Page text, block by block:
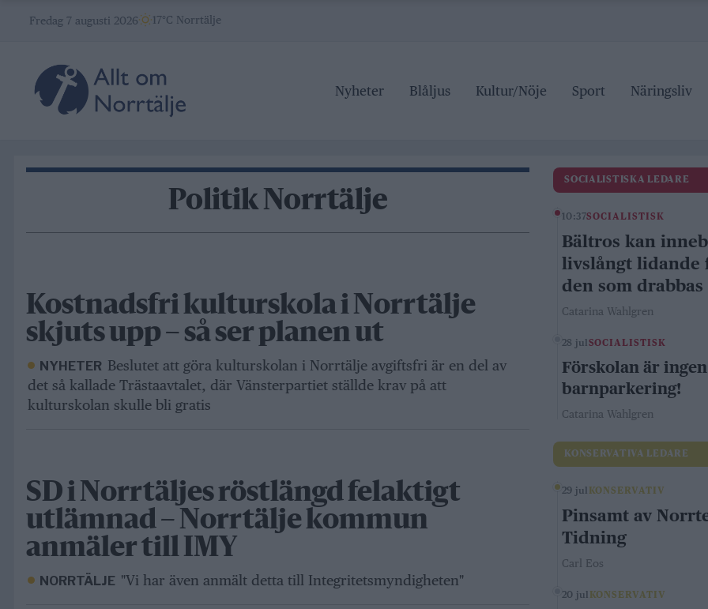
Fredag 7 augusti 2026 17°C Norrtälje
Nyheter Blåljus Kultur/Nöje Sport Näringsliv
Politik Norrtälje
Kostnadsfri kulturskola i Norrtälje
skjuts upp – så ser planen ut
NYHETER Beslutet att göra kulturskolan i Norrtälje avgiftsfri är en del av
det så kallade Trästaavtalet, där Vänsterpartiet ställde krav på att
kulturskolan skulle bli gratis
SD i Norrtäljes röstlängd felaktigt
utlämnad – Norrtälje kommun
anmäler till IMY
NORRTÄLJE "Vi har även anmält detta till Integritetsmyndigheten"
SOCIALISTISKA LEDARE
10:37SOCIALISTISK
Bältros kan
livslångt lidande
den som drabbas
Catarina Wahlgren
28 jul SOCIALISTISK
Förskolan är ingen
barnparkering!
Catarina Wahlgren
KONSERVATIVA LEDARE
29 jul KONSERVATIV
Pinsamt av
Tidning
Carl Eos
20 jul KONSERVATIV